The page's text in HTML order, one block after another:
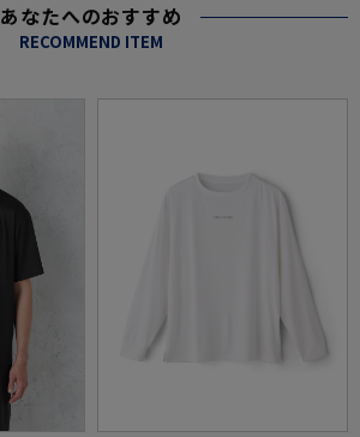
あなたへのおすすめ
RECOMMEND ITEM